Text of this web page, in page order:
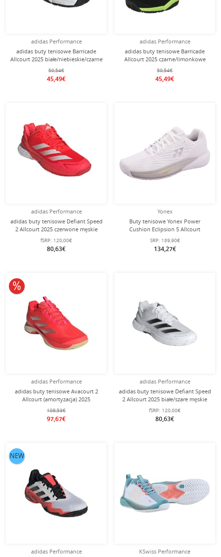
adidas Performance
adidas buty tenisowe Barricade
Allcourt 2025 białe/niebieskie/czarne
dziecięce
50,54€
45,49€
adidas Performance
adidas buty tenisowe Barricade
Allcourt 2025 czarne/limonkowe
dziecięce
50,54€
45,49€
adidas Performance
adidas buty tenisowe Defiant Speed
2 Allcourt 2025 czerwone męskie
fSRP: 120,00€
80,63€
Yonex
Buty tenisowe Yonex Power
Cushion Eclipsion 5 Allcourt
(stabilność) białe damskie
SRP: 189,90€
134,27€
adidas Performance
adidas buty tenisowe Avacourt 2
Allcourt (amortyzacja) 2025
czerwone damskie
108,53€
97,67€
10% obniżone
adidas Performance
adidas buty tenisowe Defiant Speed
2 Allcourt 2025 białe/szare męskie
fSRP: 120,00€
80,63€
adidas Performance
NEW
KSwiss Performance